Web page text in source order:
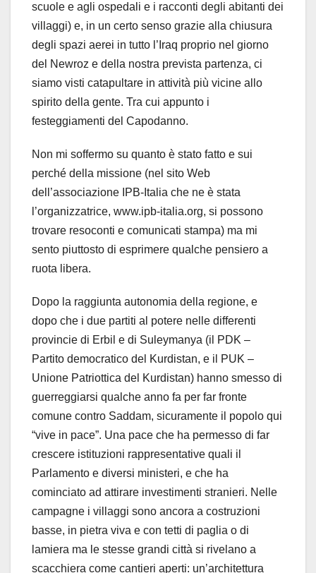
scuole e agli ospedali e i racconti degli abitanti dei
villaggi) e, in un certo senso grazie alla chiusura
degli spazi aerei in tutto l’Iraq proprio nel giorno
del Newroz e della nostra prevista partenza, ci
siamo visti catapultare in attività più vicine allo
spirito della gente. Tra cui appunto i
festeggiamenti del Capodanno.
Non mi soffermo su quanto è stato fatto e sui
perché della missione (nel sito Web
dell’associazione IPB-Italia che ne è stata
l’organizzatrice, www.ipb-italia.org, si possono
trovare resoconti e comunicati stampa) ma mi
sento piuttosto di esprimere qualche pensiero a
ruota libera.
Dopo la raggiunta autonomia della regione, e
dopo che i due partiti al potere nelle differenti
provincie di Erbil e di Suleymanya (il PDK –
Partito democratico del Kurdistan, e il PUK –
Unione Patriottica del Kurdistan) hanno smesso di
guerreggiarsi qualche anno fa per far fronte
comune contro Saddam, sicuramente il popolo qui
“vive in pace”. Una pace che ha permesso di far
crescere istituzioni rappresentative quali il
Parlamento e diversi ministeri, e che ha
cominciato ad attirare investimenti stranieri. Nelle
campagne i villaggi sono ancora a costruzioni
basse, in pietra viva e con tetti di paglia o di
lamiera ma le stesse grandi città si rivelano a
scacchiera come cantieri aperti: un’architettura